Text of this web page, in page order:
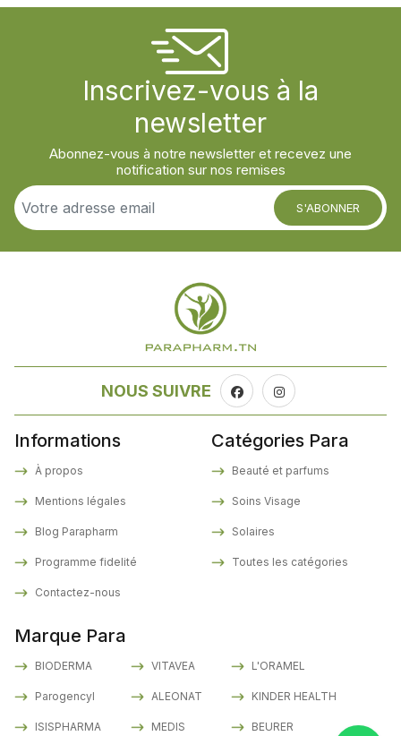
Inscrivez-vous à la
newsletter
Abonnez-vous à notre newsletter et recevez une
notification sur nos remises
S'ABONNER
NOUS SUIVRE
Informations
À propos
Mentions légales
Blog Parapharm
Programme fidelité
Contactez-nous
Marque Para
BIODERMA
Parogencyl
ISISPHARMA
VITAVEA
ALEONAT
MEDIS
L'ORAMEL
KINDER HEALTH
BEURER
Catégories Para
Beauté et parfums
Soins Visage
Solaires
Toutes les catégories